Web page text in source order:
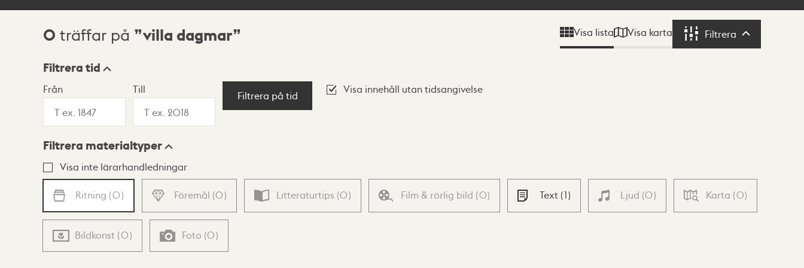
Sökresultat
0 träffar på villa dagmar Visa lista Visa karta Filtrera Filtrera
Visningsläge
Lista Karta
Filtrera tid
Från Till
Filtrera på tid
Visa innehåll utan tidsangivelse
Filtrera materialtyper
Visa inte lärarhandledningar
Ritning (0) Föremål (0) Litteraturtips (0) Film & rörlig bild (0) Text (1) Ljud (0) Karta (0)
Bildkonst (0) Foto (0)